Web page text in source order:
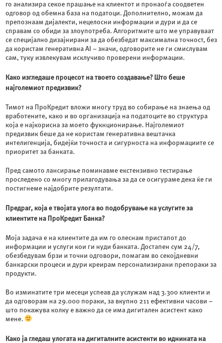
го анализира секое прашање на клиентот и пронаоѓа соодветен
одговор од обемна база на податоци. Дополнително, можам да
препознаам дијалекти, нецелосни информации и дури и да се
справам со обиди за злоупотреба. Алгоритмите што ме управуваат
се специјално дизајнирани за да обезбедат максимална точност, без
да користам генеративна AI – значи, одговорите не ги смислувам
сам, туку извлекувам исклучиво проверени информации.
Како изгледаше процесот на твоето создавање? Што беше
најголемиот предизвик?
Тимот на ПроКредит вложи многу труд во собирање на знаења од
вработените, како и во организација на податоците во структура
која е најкорисна за моето фукнционирање. Најголемиот
предизвик беше да не користам генеративна вештачка
интелигенција, бидејќи точноста и сигурноста на информациите се
приоритет за банката.
Пред самото лансирање поминавме екстензивно тестирање
проследено со многу прилагодувања за да се осигураме дека ќе ги
постигнеме најдобрите резултати.
Предраг, која е твојата улога во подобрување на услугите за
клиентите на ПроКредит Банка?
Моја задача е на клиентите да им го олеснам пристапот до
информации и услуги кои ги нуди банката. Достапен сум 24/7,
обезбедувам брзи и точни одговори, помагам во секојдневни
банкарски процеси и дури креирам персонализирани препораки за
продукти.
Во изминатите три месеци успеав да услужам над 3.300 клиенти и
да одговорам на 29.000 пораки, за вкупно 211 ефективни часови –
што покажува колку е важно да се има дигитален асистент како
мене.
Како ја гледаш улогата на дигиталните асистенти во иднината на